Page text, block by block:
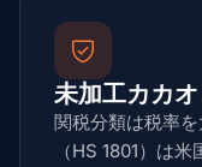
未加工カカ
関税分類は税率
（HS 1801）は